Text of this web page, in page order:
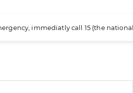
immediatly call 15 (the